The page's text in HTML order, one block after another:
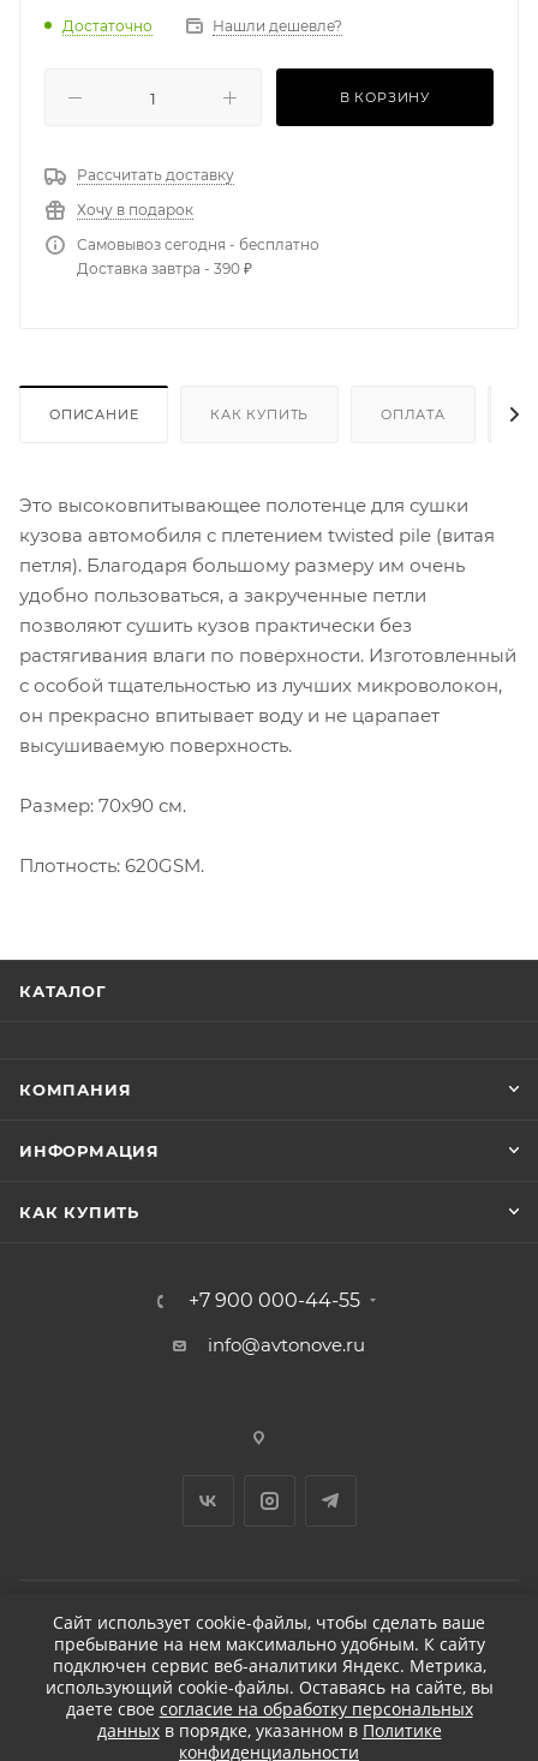
Достаточно Нашли дешевле?
В КОРЗИНУ
Рассчитать доставку
Хочу в подарок
Самовывоз сегодня - бесплатно
Доставка завтра - 390 ₽
ОПИСАНИЕ КАК КУПИТЬ ОПЛАТА
Это высоковпитывающее полотенце для сушки
кузова автомобиля с плетением twisted pile (витая
петля). Благодаря большому размеру им очень
удобно пользоваться, а закрученные петли
позволяют сушить кузов практически без
растягивания влаги по поверхности. Изготовленный
с особой тщательностью из лучших микроволокон,
он прекрасно впитывает воду и не царапает
высушиваемую поверхность.
Размер: 70х90 см.
Плотность: 620GSM.
КАТАЛОГ
КОМПАНИЯ
ИНФОРМАЦИЯ
КАК КУПИТЬ
+7 900 000-44-55
info@avtonove.ru
2026 © ДЕТЕЙЛИНГ-МАРКЕТ АВТОНОВЬЕ
Сайт использует cookie-файлы, чтобы сделать ваше
пребывание на нем максимально удобным. К cайту
подключен сервис веб-аналитики Яндекс. Метрика,
использующий cookie-файлы. Оставаясь на сайте, вы
даете свое согласие на обработку персональных
данныхв порядке, указанном в Политике
конфиденциальности